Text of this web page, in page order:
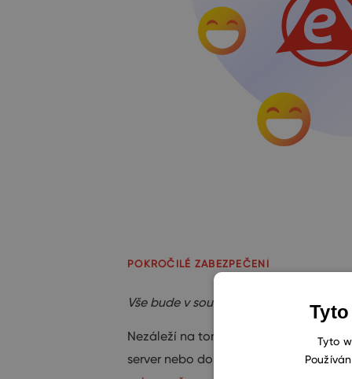
POKROČILÉ ZABEZPEČENÍ
Vše bude v souladu s vaší firemní
Nezáleží na tom, zda si eWay-CRM
server nebo do Cloudu. Vždy se bude
Tyto